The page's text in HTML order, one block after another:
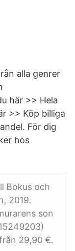
alla genrer
här >> Hela
>> Köp billiga
För dig
hos
Bokus och
2019.
son
29,90 €.